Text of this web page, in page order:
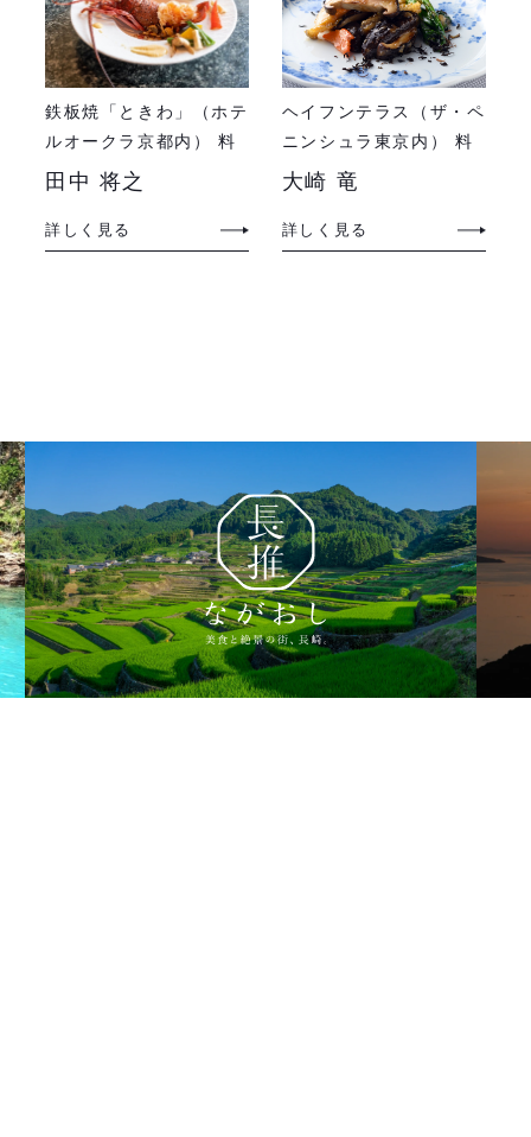
鉄板焼「ときわ」（ホテ
ルオークラ京都内） 料
理長
田中 将之
詳しく見る
ヘイフンテラス（ザ・ペ
ニンシュラ東京内） 料
理長
大崎 竜
詳しく見る